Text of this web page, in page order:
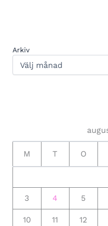
Arkiv
M T O
3 4 5
10 11 12